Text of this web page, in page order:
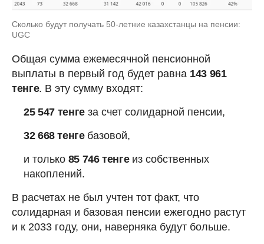
Сколько будут получать 50-летние казахстанцы на пенсии:
UGC
Общая сумма ежемесячной пенсионной
выплаты в первый год будет равна 143 961
тенге. В эту сумму входят:
25 547 тенге за счет солидарной пенсии,
32 668 тенге базовой,
и только 85 746 тенгеиз собственных
накоплений.
В расчетах не был учтен тот факт, что
солидарная и базовая пенсии ежегодно растут
и к 2033 году, они, наверняка будут больше.